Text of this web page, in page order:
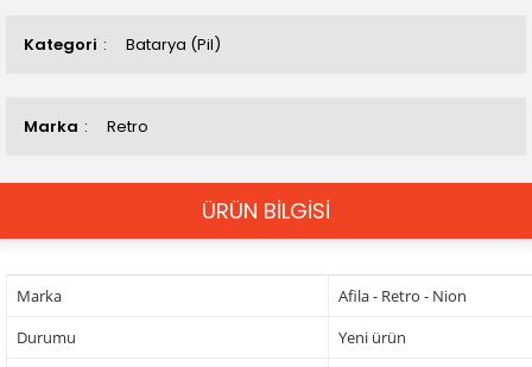
Kategori Batarya (Pil)
Marka Retro
ÜRÜN BİLGİSİ
Marka
Afila - Retro - Nion
Durumu
Yeni ürün